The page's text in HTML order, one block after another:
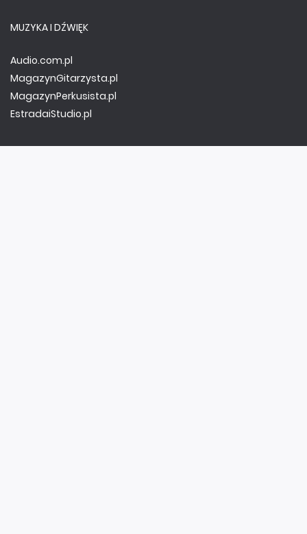
MUZYKA I DŹWIĘK
Audio.com.pl
MagazynGitarzysta.pl
MagazynPerkusista.pl
EstradaiStudio.pl
ELEKTRONIKA I AUTOMATYKA